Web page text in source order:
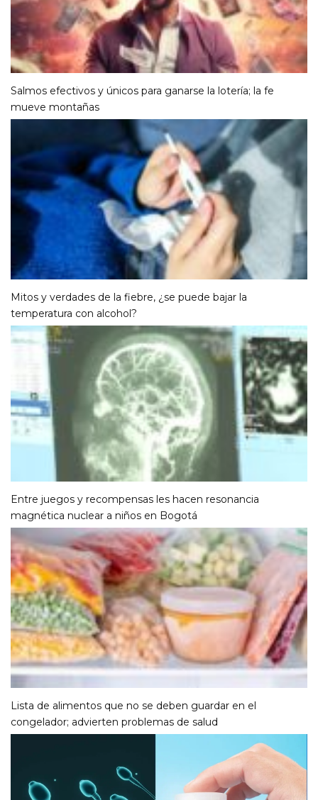
Salmos efectivos y únicos para ganarse la lotería; la fe
mueve montañas
Mitos y verdades de la fiebre, ¿se puede bajar la
temperatura con alcohol?
Entre juegos y recompensas les hacen resonancia
magnética nuclear a niños en Bogotá
Lista de alimentos que no se deben guardar en el
congelador; advierten problemas de salud